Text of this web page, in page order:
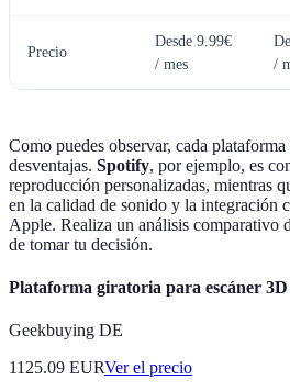
Precio
Desde 9.99€
/ mes
/
Como puedes observar, cada
desventajas. Spotify, por ejemplo, es
reproducción personalizadas, mientras
en la calidad de sonido y la integración
Apple. Realiza un análisis comparativo
de tomar tu decisión.
Plataforma giratoria para escáner
Geekbuying DE
1125.09 EURVer el precio